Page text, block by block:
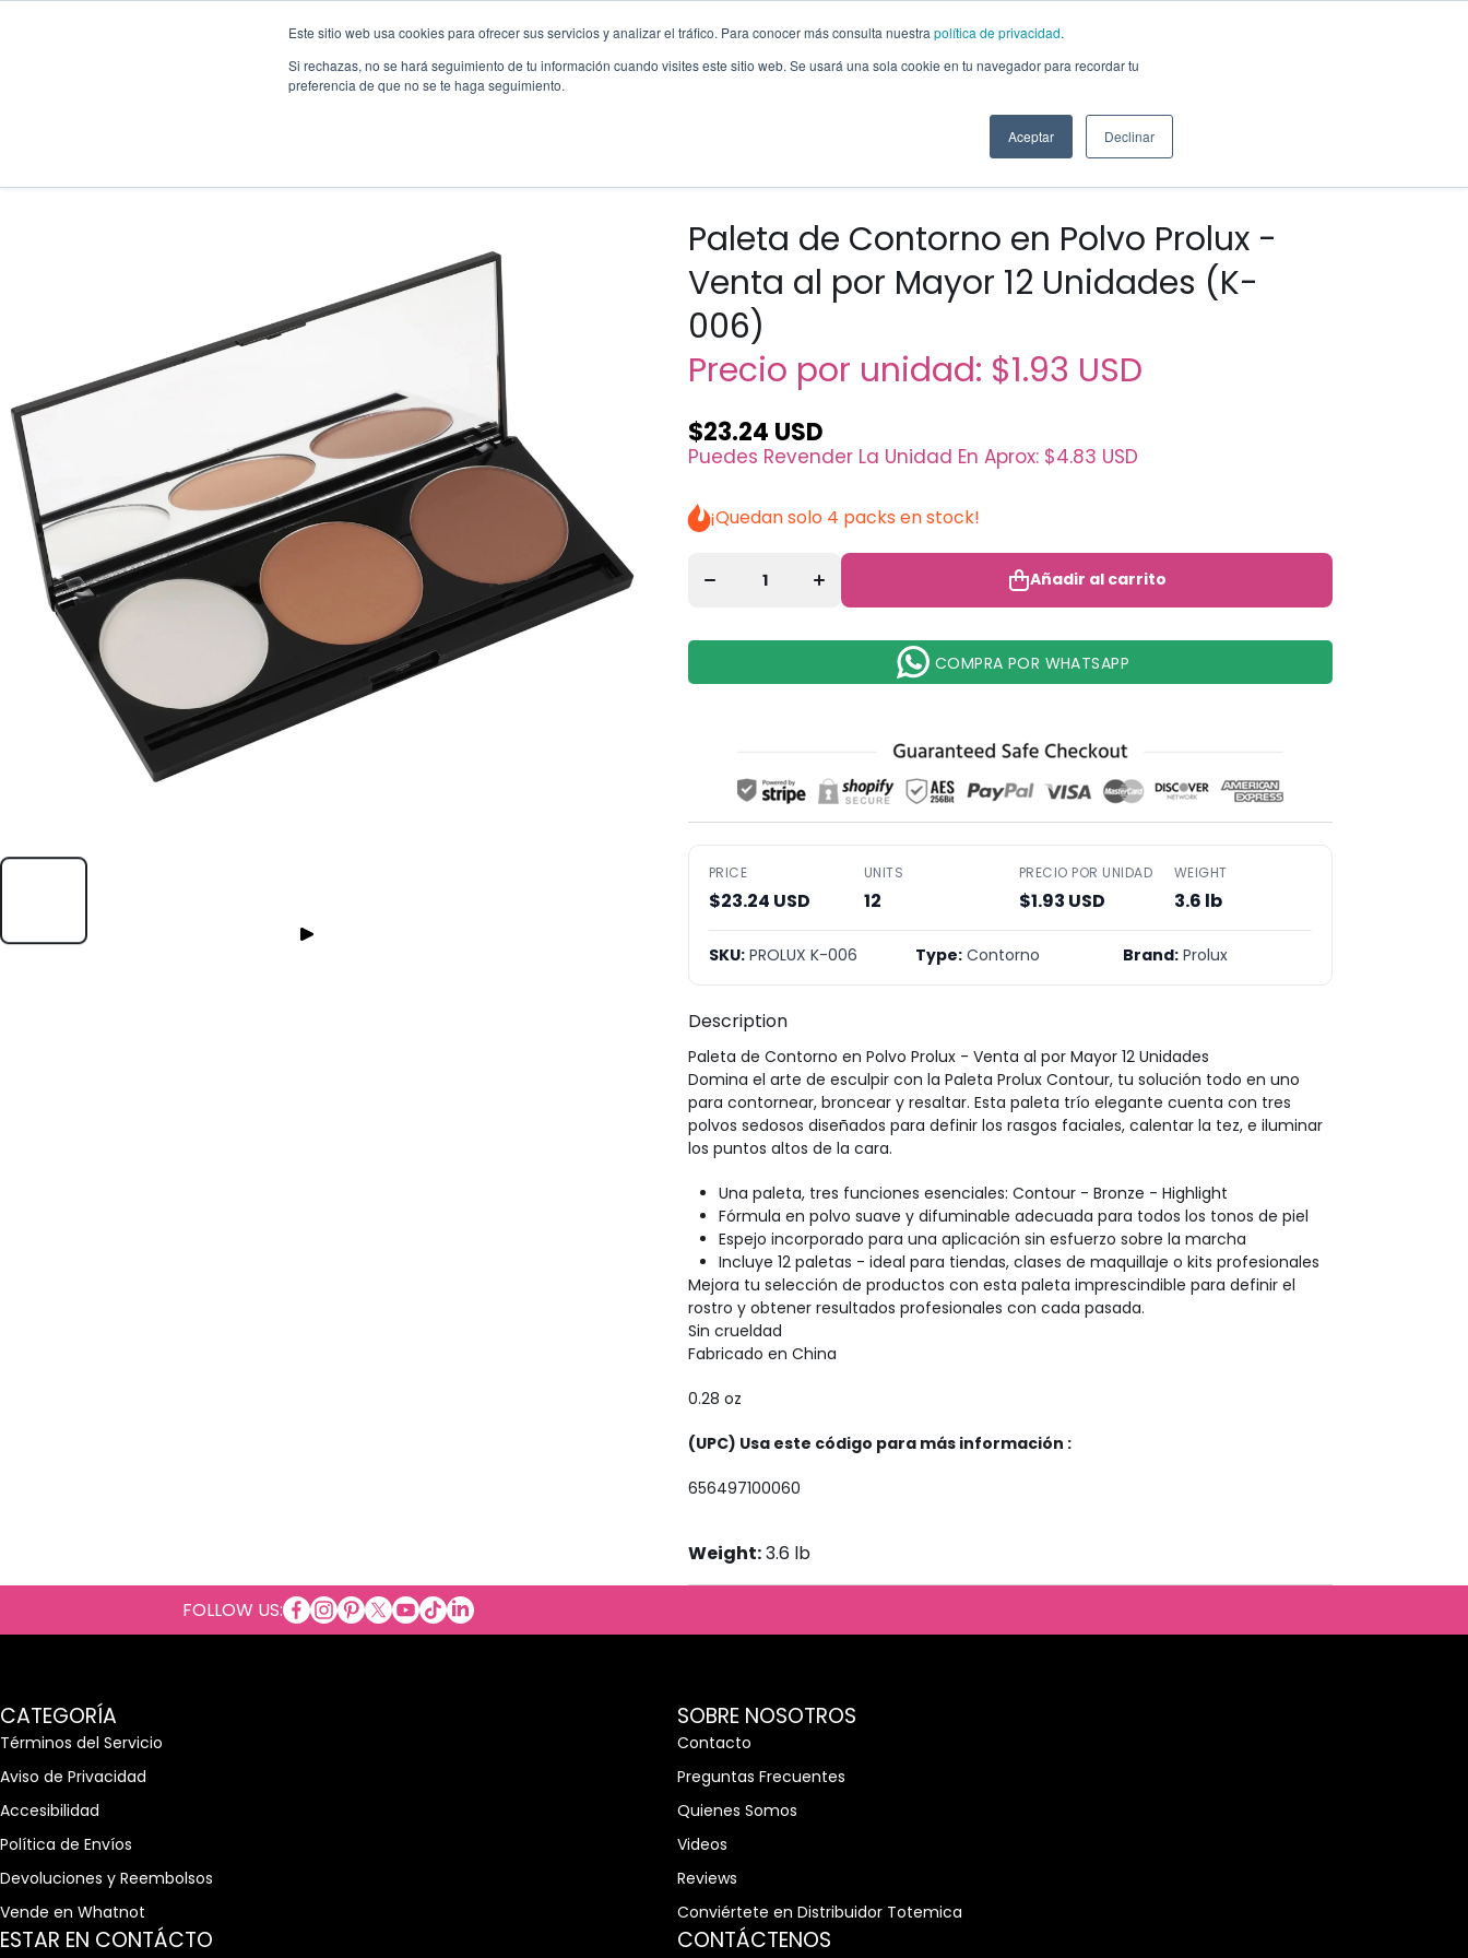
Este sitio web usa cookies para ofrecer sus servicios y analizar el tráfico. Para conocer más consulta nuestra política de privacidad.
Si rechazas, no se hará seguimiento de tu información cuando visites este sitio web. Se usará una sola cookie en tu navegador para recordar tu
preferencia de que no se te haga seguimiento.
Aceptar Declinar
InicioCategorías Marcas Cajas MezcladasOtros Productos Ofertas Ayuda Sobre Nosotros
Paleta de Contorno en Polvo Prolux -
Venta al por Mayor 12 Unidades (K-
006)
Precio por unidad: $1.93 USD
$23.24 USD
Puedes Revender La Unidad En Aprox: $4.83 USD
¡Quedan solo 4 packs en stock!
para
Paleta
en Polvo
Mayor 12
para
Contorno
en Polvo
Prolux -
Venta al
Mayor 12
Añadir al carrito
COMPRA POR WHATSAPP
PRICE
$23.24 USD
UNITS
12
PRECIO POR UNIDAD
$1.93 USD
WEIGHT
3.6 lb
SKU: PROLUX K-006 Type: Contorno Brand:Prolux
Description
Paleta de Contorno en Polvo Prolux - Venta al por Mayor 12 Unidades
Domina el arte de esculpir con la Paleta Prolux Contour, tu solución todo en uno
para contornear, broncear y resaltar. Esta paleta trío elegante cuenta con tres
polvos sedosos diseñados para definir los rasgos faciales, calentar la tez, e iluminar
los puntos altos de la cara.
Una paleta, tres funciones esenciales: Contour - Bronze - Highlight
Fórmula en polvo suave y difuminable adecuada para todos los tonos de piel
Espejo incorporado para una aplicación sin esfuerzo sobre la marcha
Incluye 12 paletas - ideal para tiendas, clases de maquillaje o kits profesionales
Mejora tu selección de productos con esta paleta imprescindible para definir el
rostro y obtener resultados profesionales con cada pasada.
Sin crueldad
Fabricado en China
0.28 oz
(UPC) Usa este código para más información :
656497100060
Weight:3.6 lb
FOLLOW US:facebookcom/Cosmeticosalpormayor
instagramcom/cosmeticosalpormayor/
copinterestcom/cosmeticosalpormayor/
twittercom/cosmeticosmayor
youtubecom/cosmeticosalpormayor
tiktokcom/@cosmeticosalpormayor
tme/cosmeticosalpormayor
linkedincom/showcase/cosmeticos-
al-por-mayor
CATEGORÍA
Términos del Servicio
Aviso de Privacidad
Accesibilidad
Política de Envíos
Devoluciones y Reembolsos
Vende en Whatnot
SOBRE NOSOTROS
Contacto
Preguntas Frecuentes
Quienes Somos
Videos
Reviews
Conviértete en Distribuidor Totemica
ESTAR EN CONTÁCTO CONTÁCTENOS